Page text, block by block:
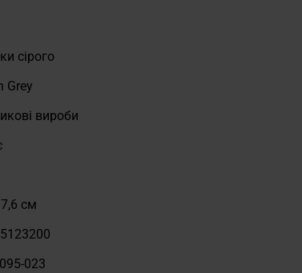
сірого
Grey
вироби
см
023